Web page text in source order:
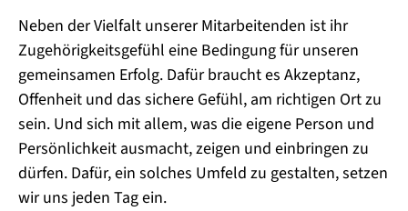
Neben der Vielfalt unserer Mitarbeitenden ist ihr
Zugehörigkeitsgefühl eine Bedingung für unseren
gemeinsamen Erfolg. Dafür braucht es Akzeptanz,
Offenheit und das sichere Gefühl, am richtigen Ort zu
sein. Und sich mit allem, was die eigene Person und
Persönlichkeit ausmacht, zeigen und einbringen zu
dürfen. Dafür, ein solches Umfeld zu gestalten, setzen
wir uns jeden Tag ein.